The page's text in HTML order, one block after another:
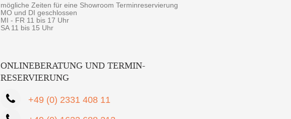
mögliche Zeiten für eine Showroom Terminreservierung
MO und DI geschlossen
MI - FR 11 bis 17 Uhr
SA 11 bis 15 Uhr
ONLINEBERATUNG UND TERMIN-
RESERVIERUNG
+49 (0) 2331 408 11